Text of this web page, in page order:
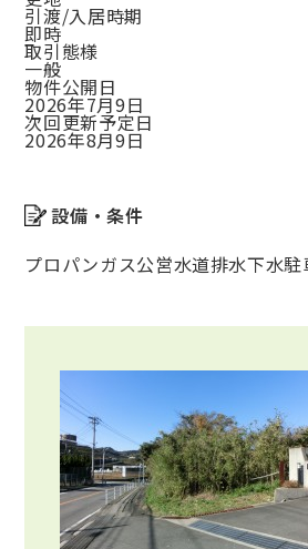
引渡/入居時期
即時
取引態様
一般
物件公開日
2026年7月9日
次回更新予定日
2026年8月9日
設備・条件
プロパンガス公営水道排水下水駐